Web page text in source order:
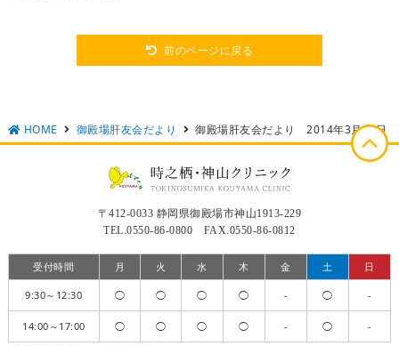
前のページに戻る
HOME 御殿場肝友会だより 御殿場肝友会だより 2014年3月17日
〒412-0033 静岡県御殿場市神山1913-229
TEL.0550-86-0800 FAX.0550-86-0812
受付時間 月 火 水 木 金 土 日
9:30～12:30 ◯ ◯ ◯ ◯ - ◯ -
14:00～17:00 ◯ ◯ ◯ ◯ - ◯ -